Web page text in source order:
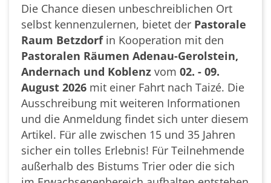
Die Chance diesen unbeschreiblichen Ort
selbst kennenzulernen, bietet der Pastorale
Raum Betzdorfin Kooperation mit den
Pastoralen Räumen Adenau-Gerolstein,
Andernach und Koblenz vom 02. - 09.
August 2026 mit einer Fahrt nach Taizé. Die
Ausschreibung mit weiteren Informationen
und die Anmeldung findet sich unter diesem
Artikel. Für alle zwischen 15 und 35 Jahren
sicher ein tolles Erlebnis! Für Teilnehmende
außerhalb des Bistums Trier oder die sich